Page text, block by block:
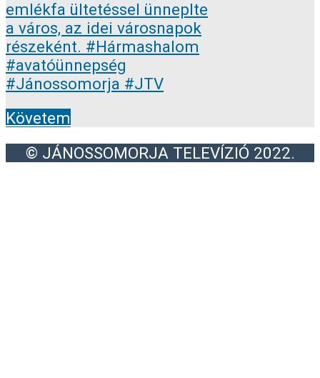
Követem
© JÁNOSSOMORJA TELEVÍZIÓ 2022.